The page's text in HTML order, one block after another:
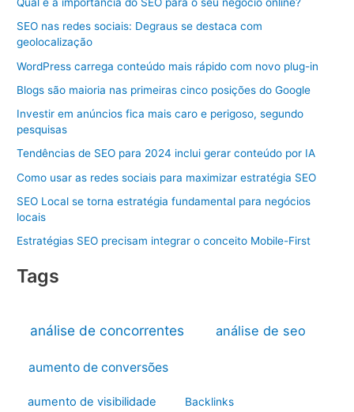
SEO nas redes sociais: Degraus se destaca com
geolocalização
WordPress carrega conteúdo mais rápido com novo plug-in
Blogs são maioria nas primeiras cinco posições do Google
Investir em anúncios fica mais caro e perigoso, segundo
pesquisas
Tendências de SEO para 2024 inclui gerar conteúdo por IA
Como usar as redes sociais para maximizar estratégia SEO
SEO Local se torna estratégia fundamental para negócios
locais
Estratégias SEO precisam integrar o conceito Mobile-First
Tags
análise de concorrentes análise de seo
aumento de conversões
aumento de visibilidade Backlinks